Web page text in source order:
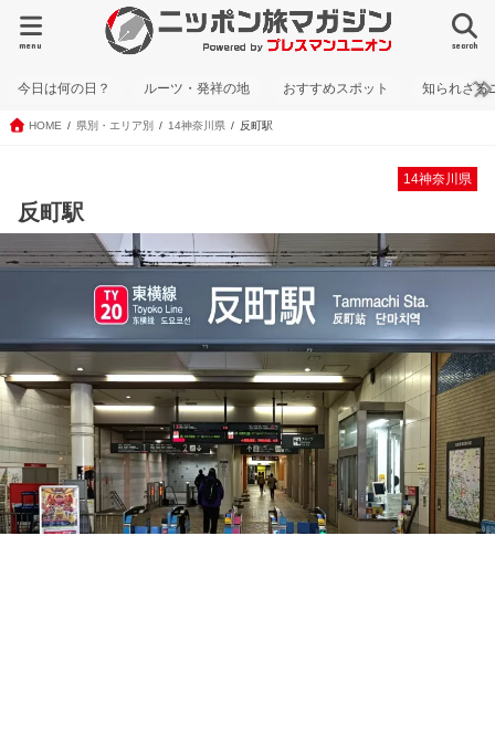
search
menu
今日は何の日？ ルーツ・発祥の地 おすすめスポット 知られざる
HOME 県別・エリア別 14神奈川県 反町駅
14神奈川県
反町駅